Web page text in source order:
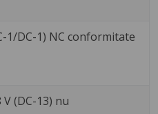
1/DC-1) NC conformitate
V (DC-13) nu